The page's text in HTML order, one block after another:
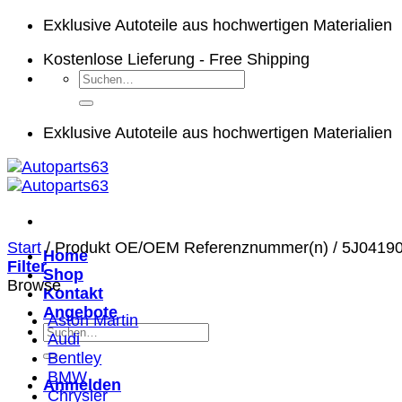
Zum
springen
Exklusive Autoteile aus hochwertigen Materialien
Kostenlose Lieferung - Free Shipping
Suchen
nach:
Exklusive Autoteile aus hochwertigen Materialien
Home
Shop
Kontakt
Angebote
Suchen
nach:
Anmelden
Start /Produkt OE/OEM Referenznummer(n) /
Filter
Browse
Aston Martin
Audi
Bentley
BMW
Chrysler